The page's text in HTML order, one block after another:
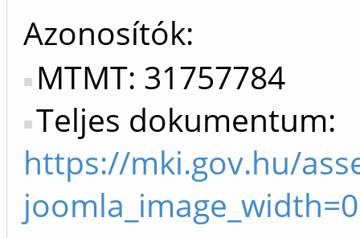
Azonosítók
MTMT: 31757784
Teljes dokumentum:
https://mki.gov.hu/